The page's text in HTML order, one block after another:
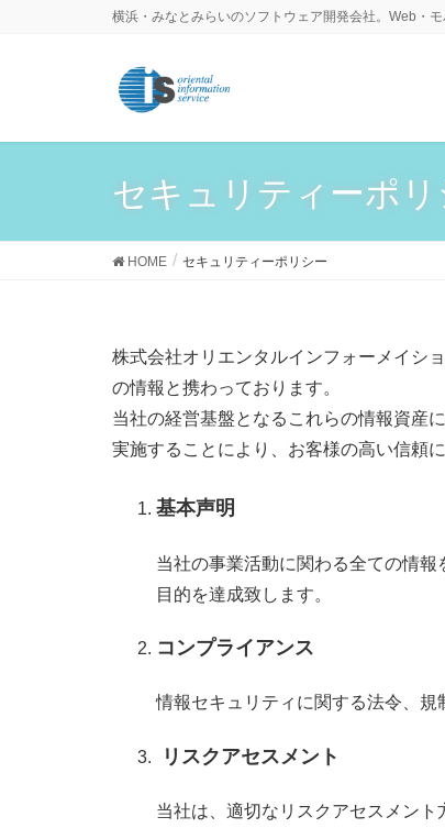
横浜・みなとみらいのソフトウェア開発会社。Web・
セキュリティーポリ
HOME セキュリティーポリシー
株式会社オリエンタルインフォーメイシ
の情報と携わっております。
当社の経営基盤となるこれらの情報資産
実施することにより、お客様の高い信頼
基本声明
当社の事業活動に関わる全ての情
目的を達成致します。
コンプライアンス
情報セキュリティに関する法令、規
リスクアセスメント
当社は、適切なリスクアセスメン